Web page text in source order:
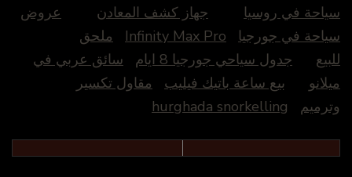
سياحة في روسيا
جهاز كشف المعادن
عروض
سياحة في جورجيا
Infinity Max Pro
ملحق
للبيع
جدول سياحي جورجيا 8 ايام
سائق عربي في
ميلانو
بيع ساعة باتيك فيليب
مقاول تكسير
وترميم
hurghada snorkelling